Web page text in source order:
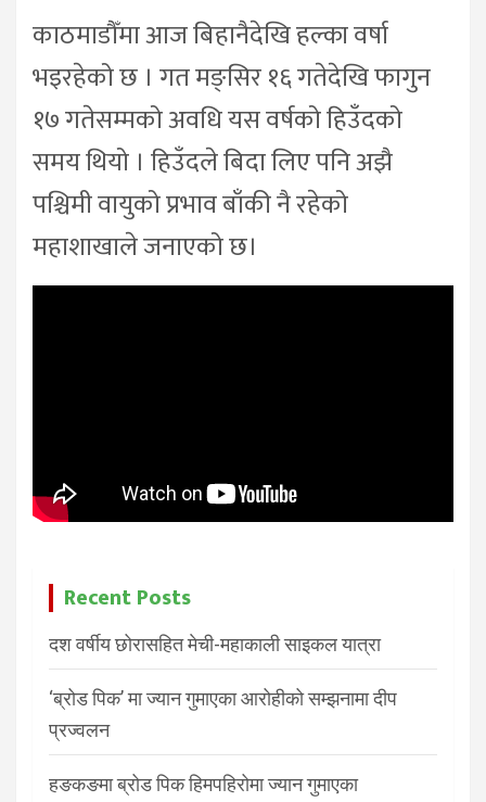
काठमाडौँमा आज बिहानैदेखि हल्का वर्षा
भइरहेको छ । गत मङ्सिर १६ गतेदेखि फागुन
१७ गतेसम्मको अवधि यस वर्षको हिउँदको
समय थियो । हिउँदले बिदा लिए पनि अझै
पश्चिमी वायुको प्रभाव बाँकी नै रहेको
महाशाखाले जनाएको छ।
Recent Posts
दश वर्षीय छोरासहित मेची-महाकाली साइकल यात्रा
‘ब्रोड पिक’ मा ज्यान गुमाएका आरोहीको सम्झनामा दीप
प्रज्वलन
हङकङमा ब्रोड पिक हिमपहिरोमा ज्यान गुमाएका